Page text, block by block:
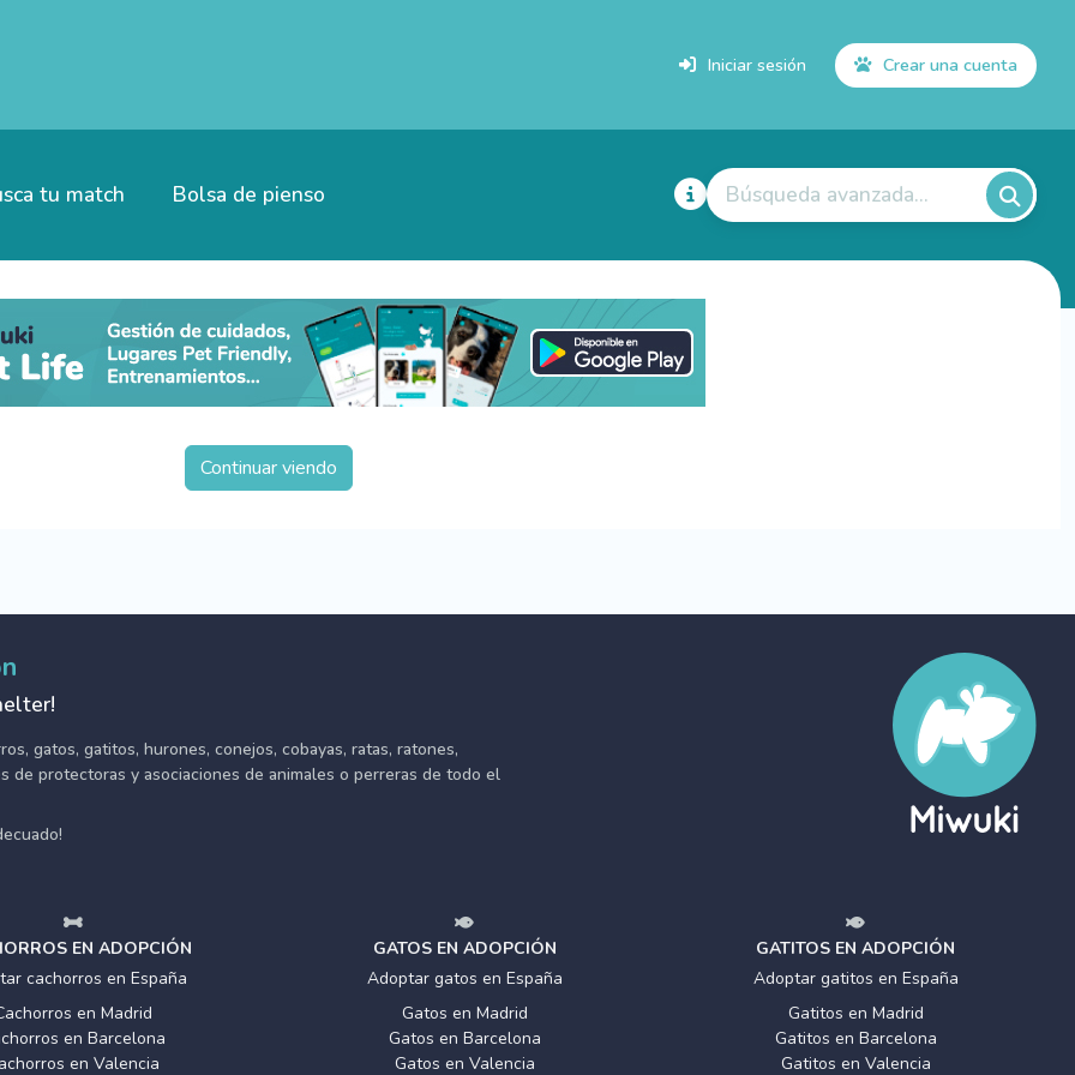
Iniciar sesión Crear una cuenta
tu match Bolsa de pienso Búsqueda avanzada...
Continuar viendo
gatos, gatitos, hurones, conejos, cobayas, ratas, ratones,
de protectoras y asociaciones de animales o perreras de todo el
EN ADOPCIÓN
cachorros en España
en Madrid
en Barcelona
en Valencia
GATOS EN ADOPCIÓN
Adoptar gatos en España
Gatos en Madrid
Gatos en Barcelona
Gatos en Valencia
GATITOS EN ADOPCIÓN
Adoptar gatitos en España
Gatitos en Madrid
Gatitos en Barcelona
Gatitos en Valencia